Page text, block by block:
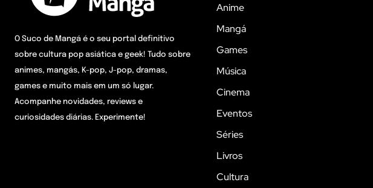
O Suco de Mangá é o seu portal definitivo
sobre cultura pop asiática e geek! Tudo sobre
animes, mangás, K-pop, J-pop, dramas,
games e muito mais em um só lugar.
Acompanhe novidades, reviews e
curiosidades diárias. Experimente!
Anime
Mangá
Games
Música
Cinema
Eventos
Séries
Livros
Cultura